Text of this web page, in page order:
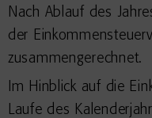
Nach Ablauf des
der
zusammengerechnet.
Im Hinblick auf die
Laufe des